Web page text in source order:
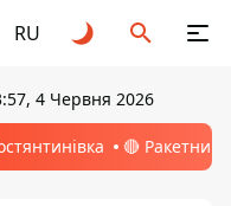
RU
4 Червня 2026
🔴 Ракетний